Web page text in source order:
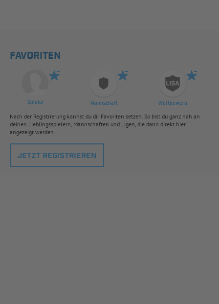
FAVORITEN
Spieler Mannschaft Wettbewerb
Nach der Registrierung kannst du dir Favoriten setzen. So bist du ganz nah an
deinen Lieblingsspielern, Mannschaften und Ligen, die dann direkt hier
angezeigt werden.
JETZT REGISTRIEREN